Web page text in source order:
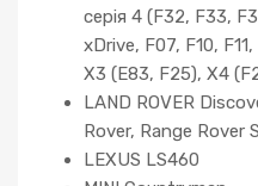
серія 4 (F32, F33,
xDrive, F07, F10,
X3 (E83, F25), X4
LAND ROVER
Rover, Range Rover
LEXUS LS460